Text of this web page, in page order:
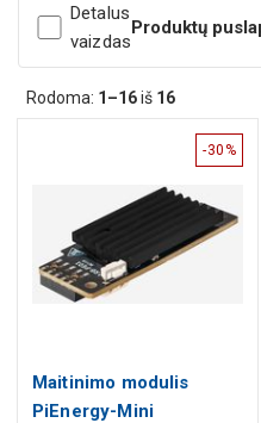
Detalus
vaizdas
Produktų
Rodoma: 1–16iš 16
-30%
Maitinimo modulis
PiEnergy-Mini